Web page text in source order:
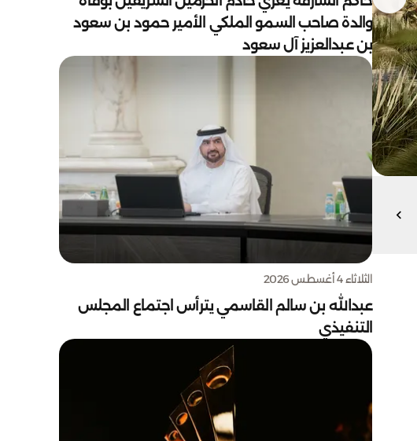
والدة صاحب السمو الملكي الأمير حمود بن سعود
بن عبدالعزيز آل سعود
الثلاثاء 4 أغسطس 2026
عبدالله بن سالم القاسمي يترأس اجتماع المجلس
التنفيذي